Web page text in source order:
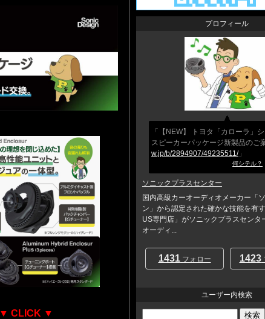
▼ CLICK ▼
プロフィール
「【NEW】 トヨタ「カローラ」
スピーカーパッケージ新製品のご
w.jp/b/2894907/49235511/」
何シテル？
ソニックプラスセンター
国内高級カーオーディオメーカー「
ン」から認定された確かな技能を有
US専門店」がソニックプラスセンタ
オーディ...
1431フォロー 1423
ユーザー内検索